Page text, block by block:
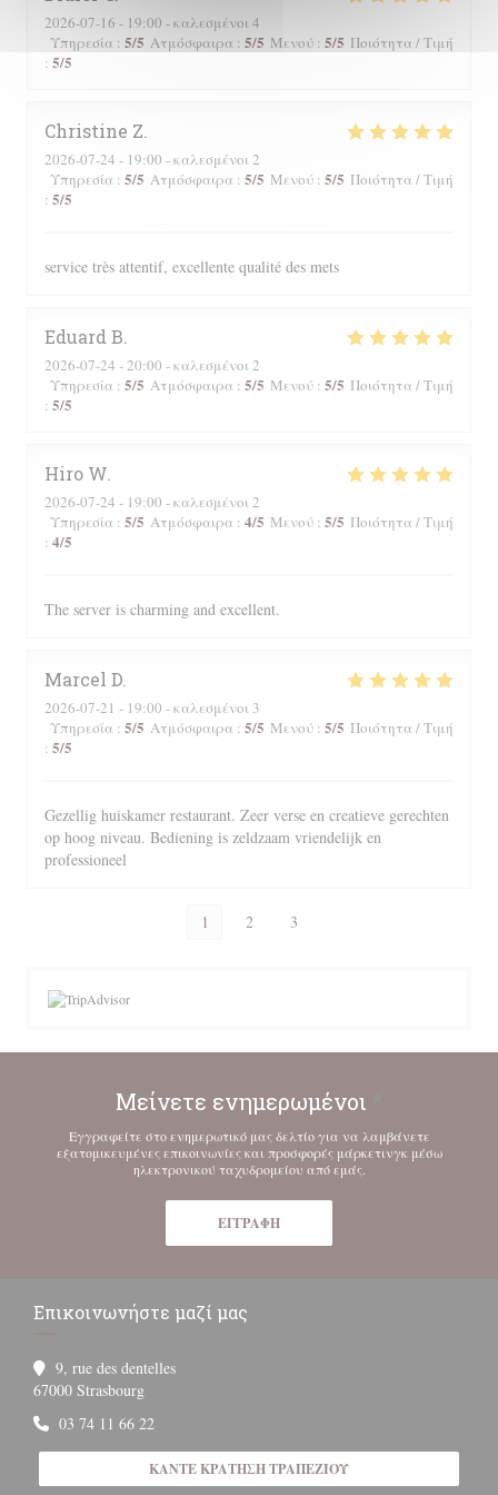
2026-07-16 - 19:00 - καλεσμένοι 4
Υπηρεσία : 5/5 Ατμόσφαιρα : 5/5 Μενού : 5/5 Ποιότητα / Τιμή
: 5/5
Christine Z
2026-07-24 - 19:00 - καλεσμένοι 2
Υπηρεσία : 5/5 Ατμόσφαιρα : 5/5 Μενού : 5/5 Ποιότητα / Τιμή
: 5/5
service très attentif, excellente qualité des mets
Eduard B
2026-07-24 - 20:00 - καλεσμένοι 2
Υπηρεσία : 5/5 Ατμόσφαιρα : 5/5 Μενού : 5/5 Ποιότητα / Τιμή
: 5/5
Hiro W
2026-07-24 - 19:00 - καλεσμένοι 2
Υπηρεσία : 5/5 Ατμόσφαιρα : 4/5 Μενού : 5/5 Ποιότητα / Τιμή
: 4/5
The server is charming and excellent.
Marcel D
2026-07-21 - 19:00 - καλεσμένοι 3
Υπηρεσία : 5/5 Ατμόσφαιρα : 5/5 Μενού : 5/5 Ποιότητα / Τιμή
: 5/5
Gezellig huiskamer restaurant. Zeer verse en creatieve gerechten
op hoog niveau. Bediening is zeldzaam vriendelijk en
professioneel
1 2 3
Μείνετε ενημερωμένοι
Εγγραφείτε στο ενημερωτικό μας δελτίο για να λαμβάνετε
εξατομικευμένες επικοινωνίες και προσφορές μάρκετινγκ μέσω
ηλεκτρονικού ταχυδρομείου από εμάς.
ΕΓΓΡΑΦΉ
Επικοινωνήστε μαζί μας
9, rue des dentelles
67000 Strasbourg((ανοίγει σε νέο παράθυρο))
03 74 11 66 22
ΚΆΝΤΕ ΚΡΆΤΗΣΗ ΤΡΑΠΕΖΙΟΎ